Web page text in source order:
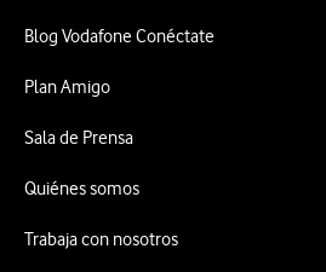
Blog Vodafone Conéctate
Plan Amigo
Sala de Prensa
Quiénes somos
Trabaja con nosotros